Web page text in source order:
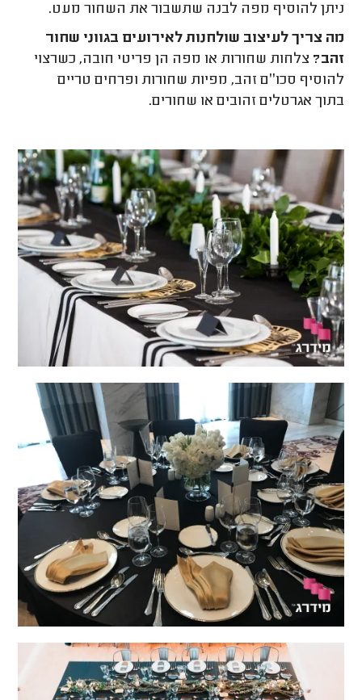
ניתן להוסיף מפה לבנה שתשבור את השחור מעט.
מה צריך לעיצוב שולחנות לאירועים בגווני שחור
זהב? צלחות שחורות או מפה הן פריטי חובה, כשרצוי
להוסיף סכו׳׳ם זהב, מפיות שחורות ופרחים טריים
בתוך אגרטלים זהובים או שחורים.